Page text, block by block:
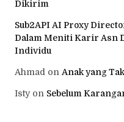
Dikirim
Sub2API AI Proxy
Dalam Meniti Karir Asn
Individu
Ahmad on Anak yang
Istyon Sebelum